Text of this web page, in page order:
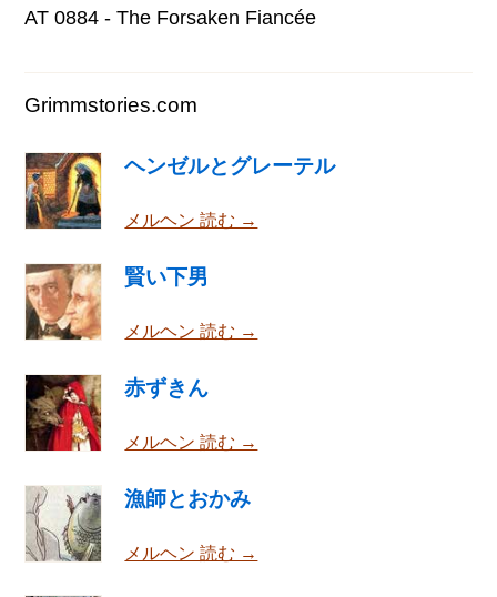
AT 0884 - The Forsaken Fiancée
Grimmstories.com
ヘンゼルとグレーテル
メルヘン 読む →
賢い下男
メルヘン 読む →
赤ずきん
メルヘン 読む →
漁師とおかみ
メルヘン 読む →